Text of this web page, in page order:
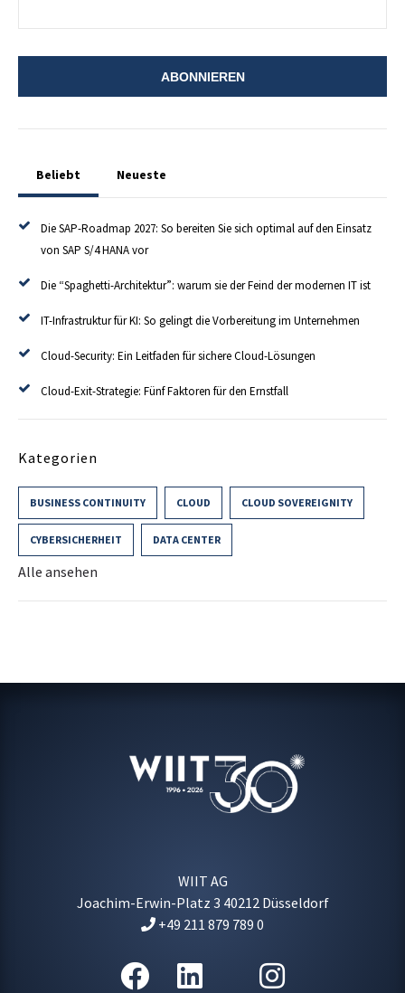
Beliebt Neueste
Die SAP-Roadmap 2027: So bereiten Sie sich optimal auf den Einsatz
von SAP S/4 HANA vor
Die “Spaghetti-Architektur”: warum sie der Feind der modernen IT ist
IT-Infrastruktur für KI: So gelingt die Vorbereitung im Unternehmen
Cloud-Security: Ein Leitfaden für sichere Cloud-Lösungen
Cloud-Exit-Strategie: Fünf Faktoren für den Ernstfall
Kategorien
BUSINESS CONTINUITY CLOUD CLOUD SOVEREIGNITY
CYBERSICHERHEIT DATA CENTER
Alle ansehen
WIIT AG
Joachim-Erwin-Platz 3 40212 Düsseldorf
+49 211 879 789 0